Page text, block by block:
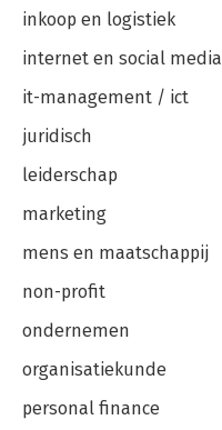
inkoop en logistiek
internet en social media
it-management / ict
juridisch
leiderschap
marketing
mens en maatschappij
non-profit
ondernemen
organisatiekunde
personal finance